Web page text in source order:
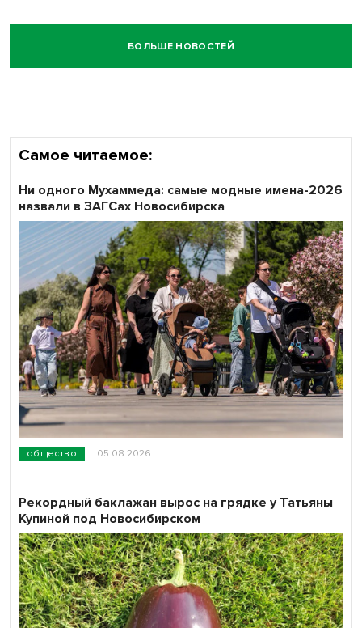
БОЛЬШЕ НОВОСТЕЙ
Самое читаемое:
общество 05.08.2026
Ни одного Мухаммеда: самые модные имена-2026
назвали в ЗАГСах Новосибирска
Рекордный баклажан вырос на грядке у Татьяны
Купиной под Новосибирском